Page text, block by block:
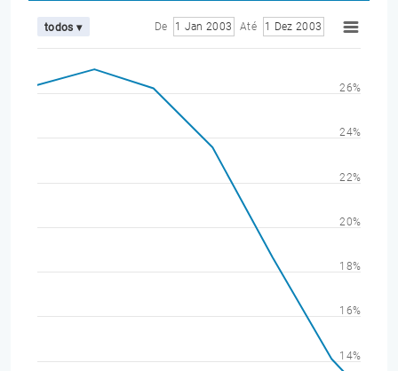
todos ▾ De 1 Jan 2003 Até 1 Dez 2003
14%
16%
18%
20%
22%
24%
26%